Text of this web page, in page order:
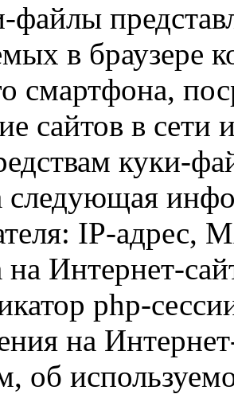
файлы
в браузере
смартфона,
сайтов в сети
куки-
следующая
IP-адрес,
на Интернет-
php-
на
об